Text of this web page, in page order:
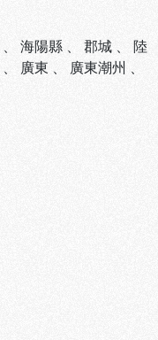
、 海陽縣 、 郡城 、 陸
、 廣東 、 廣東潮州 、